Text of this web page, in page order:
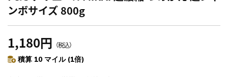
ンボサイズ 800g
1,180円 （税込）
積算 10 マイル (1倍)